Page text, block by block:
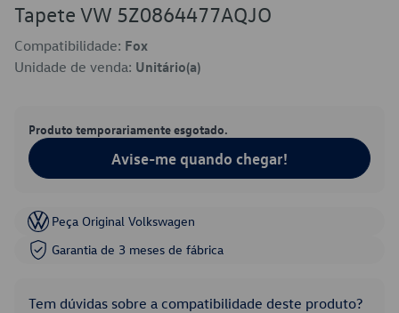
Tapete VW 5Z0864477AQJO
Compatibilidade: Fox
Unidade de venda: Unitário(a)
Produto temporariamente esgotado.
Avise-me quando chegar!
Peça Original Volkswagen
Garantia de 3 meses de fábrica
Tem dúvidas sobre a compatibilidade deste produto?